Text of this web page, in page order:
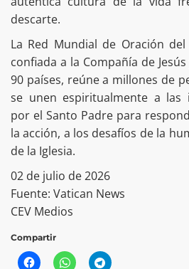
descarte.
La Red Mundial de Oración
confiada a la Compañía de
90 países, reúne a millones de
se unen espiritualmente a las
por el Santo Padre para
la acción, a los desafíos de la
de la Iglesia.
02 de julio de 2026
Fuente: Vatican News
CEV Medios
Compartir